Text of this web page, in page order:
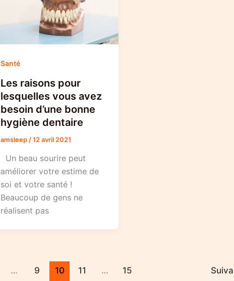
Santé
Les raisons pour
lesquelles vous avez
besoin d’une bonne
hygiène dentaire
amsleep /12 avril 2021
Un beau sourire peut
améliorer votre estime de
soi et votre santé !
Beaucoup de gens ne
réalisent pas
… 9 10 11 … 15